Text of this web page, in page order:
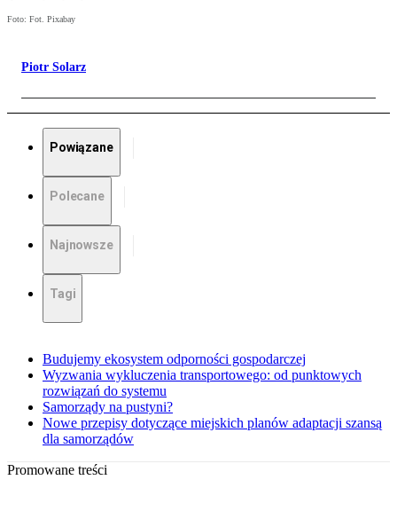
Foto: Fot. Pixabay
Piotr Solarz
Powiązane
Polecane
Najnowsze
Tagi
Budujemy ekosystem odporności gospodarczej
Wyzwania wykluczenia transportowego: od punktowych
rozwiązań do systemu
Samorządy na pustyni?
Nowe przepisy dotyczące miejskich planów adaptacji szansą
dla samorządów
Promowane treści